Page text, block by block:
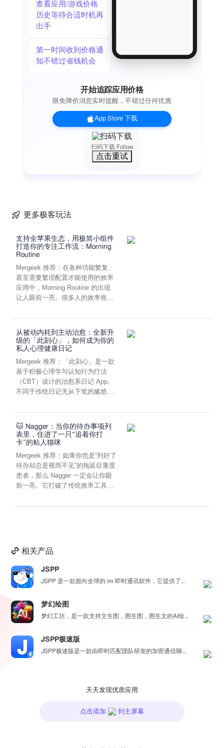
查看应用/游戏价格
历史等待合适时机再
出手
第一时间收到价格通
知不错过省钱机会
扫码下载 Follow
点击重试
开始追踪应用价格
限免降价消息实时提醒，不错过任何优惠
App Store 下载
更多极客玩法
支持全苹果生态，用极简小组件
打造你的专注工作流：Morning
Routine
Mergeek 推荐：在各种功能繁复、
甚至需要繁琐配置才能使用的效率
应用中，Morning Routine 的出现
让人眼前一亮。很多人的效率焦
从被动内耗到主动治愈：全新升
级的「此刻心」，如何成为你的
私人心理健康日记
Mergeek 推荐：「此刻心」是一款
基于积极心理学与认知行为疗法
（CBT）设计的治愈系日记 App。
不同于传统日记无从下笔的尴尬，
🐱 Nagger：当你的待办事项列
表里，住进了一只“追着你打
卡”的粘人猫咪
Mergeek 推荐：如果你也是“列好了
待办却总是视而不见”的拖延症重度
患者，那么 Nagger 一定会让你眼
前一亮。它打破了传统效率工具冰
相关产品
JSPP
JSPP 是一款面向全球的 im 即时通讯软件，它提供了安全、稳定、高效的通讯服务，免费音视频通话，...
梦幻绘图
梦幻工坊，是一款支持文生图，图生图，图生文的AI绘图工具，不需要魔法就可以使用各种 AI 工具，也不...
JSPP极速版
JSPP极速版是一款由即时匹配团队研发的加密通信聊天软件，专为商务办公及社交交友设计。软件采用先进加...
天天发现优质应用
点击添加 到主屏幕